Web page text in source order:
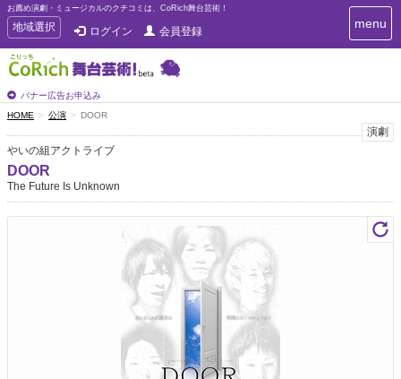
お薦め演劇・ミュージカルのクチコミは、CoRich舞台芸術！
T
o
g
g
e
n
a
v
i
g
a
地域選択 ログイン 会員登録
バナー広告お申込み
T
o
g
a
menu
HOME 公演 DOOR
演劇
やいの組アクトライブ
DOOR
The Future Is Unknown